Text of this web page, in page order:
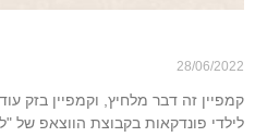
28/06/2022
קמפיין זה דבר מלחיץ, וקמפיין בזק
לילדי פונדקאות בקבוצת הווצאפ של